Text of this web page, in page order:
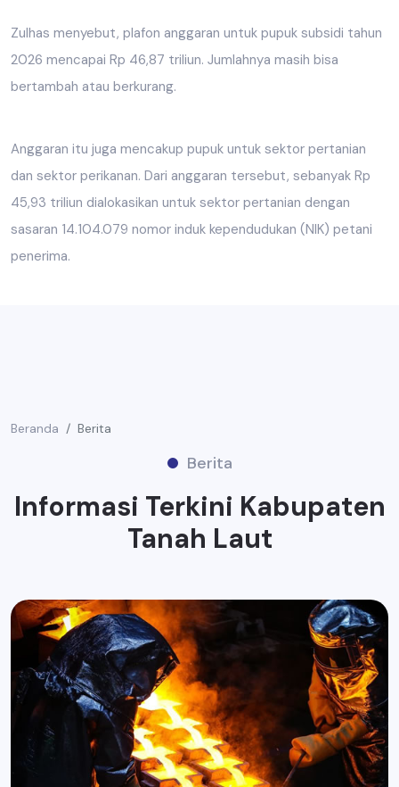
Zulhas menyebut, plafon anggaran untuk pupuk subsidi tahun
2026 mencapai Rp 46,87 triliun. Jumlahnya masih bisa
bertambah atau berkurang.
Anggaran itu juga mencakup pupuk untuk sektor pertanian
dan sektor perikanan. Dari anggaran tersebut, sebanyak Rp
45,93 triliun dialokasikan untuk sektor pertanian dengan
sasaran 14.104.079 nomor induk kependudukan (NIK) petani
penerima.
Beranda Berita
Berita
Informasi Terkini Kabupaten
Tanah Laut